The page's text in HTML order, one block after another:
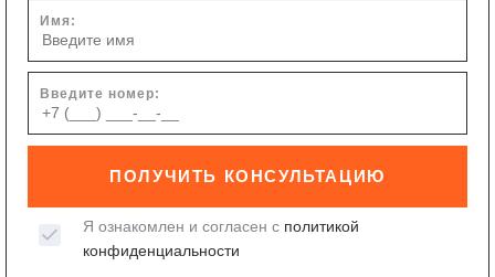
Имя:
Введите номер:
ПОЛУЧИТЬ КОНСУЛЬТАЦИЮ
Я ознакомлен и согласен с политикой
конфиденциальности